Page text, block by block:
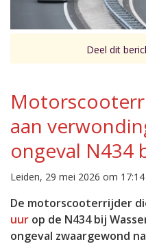
Deel dit
aan
ongeval N434
Leiden, 29 mei 2026 om
De motorscooterrijder
uur op de N434 bij
ongeval zwaargewond